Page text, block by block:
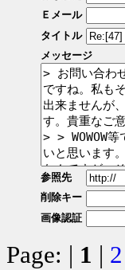
Ｅメール
タイトル
メッセージ
参照先
削除キー
画像認証
Page: | 1 | 2